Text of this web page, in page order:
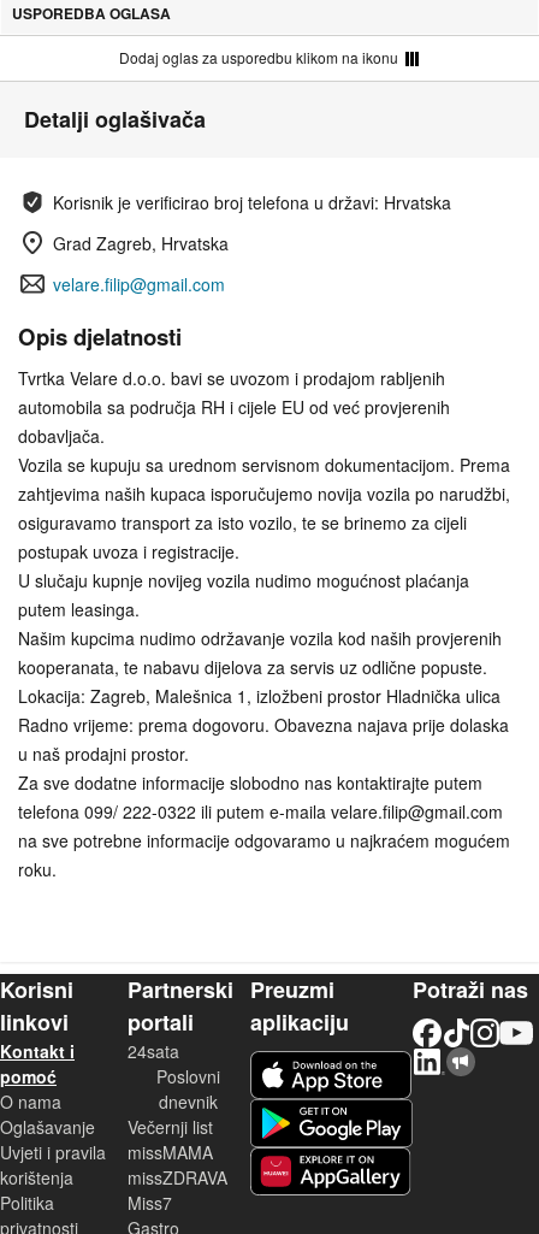
USPOREDBA OGLASA
Dodaj oglas za usporedbu klikom na ikonu
Detalji oglašivača
Korisnik je verificirao broj telefona u državi: Hrvatska
Grad Zagreb, Hrvatska
velare.filip@gmail.com
Opis djelatnosti
Tvrtka Velare d.o.o. bavi se uvozom i prodajom rabljenih
automobila sa područja RH i cijele EU od već provjerenih
dobavljača.
Vozila se kupuju sa urednom servisnom dokumentacijom. Prema
zahtjevima naših kupaca isporučujemo novija vozila po narudžbi,
osiguravamo transport za isto vozilo, te se brinemo za cijeli
postupak uvoza i registracije.
U slučaju kupnje novijeg vozila nudimo mogućnost plaćanja
putem leasinga.
Našim kupcima nudimo održavanje vozila kod naših provjerenih
kooperanata, te nabavu dijelova za servis uz odlične popuste.
Lokacija: Zagreb, Malešnica 1, izložbeni prostor Hladnička ulica
Radno vrijeme: prema dogovoru. Obavezna najava prije dolaska
u naš prodajni prostor.
Za sve dodatne informacije slobodno nas kontaktirajte putem
telefona 099/ 222-0322 ili putem e-maila velare.filip@gmail.com
na sve potrebne informacije odgovaramo u najkraćem mogućem
roku.
Korisni
linkovi
Kontakt i
pomoć
O nama
Oglašavanje
Uvjeti i pravila
korištenja
Politika
privatnosti
Partnerski
portali
24sata
Poslovni
dnevnik
Večernji list
missMAMA
missZDRAVA
Miss7
Gastro
Preuzmi
aplikaciju
Potraži nas